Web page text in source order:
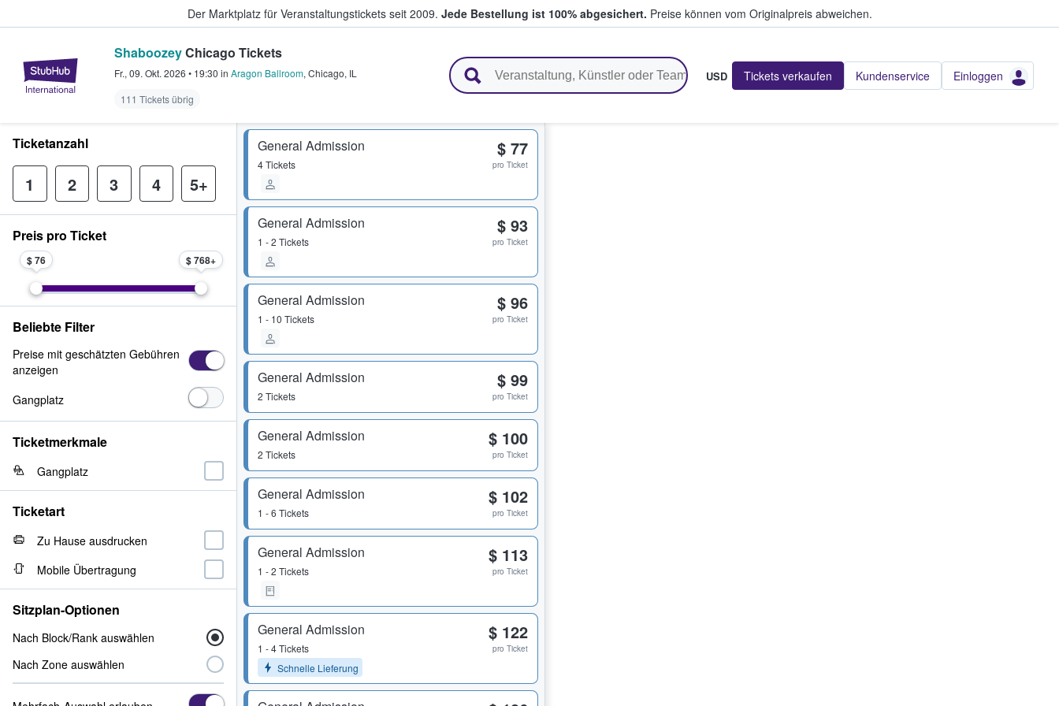
Der Marktplatz für Veranstaltungstickets seit 2009. Jede Bestellung ist 100% abgesichert. Preise können vom Originalpreis abweichen.
StubHub - Wo Fans Tickets kaufen & verkaufen
ShaboozeyChicago Tickets
Fr., 09. Okt. 2026 • 19:30 in Aragon Ballroom, Chicago, IL
111 Tickets übrig
USD Tickets verkaufen Kundenservice Einloggen
General Admission
4 Tickets
$ 77
pro Ticket
General Admission
1 - 2 Tickets
$ 93
pro Ticket
General Admission
1 - 10 Tickets
$ 96
pro Ticket
General Admission
2 Tickets
$ 99
pro Ticket
General Admission
2 Tickets
$ 100
pro Ticket
General Admission
1 - 6 Tickets
$ 102
pro Ticket
General Admission
1 - 2 Tickets
$ 113
pro Ticket
General Admission
1 - 4 Tickets
Schnelle Lieferung
$ 122
pro Ticket
Ticketanzahl
1 2 3 4 5+
Preis pro Ticket
$ 76 $ 768
Beliebte Filter
Preise mit geschätzten Gebühren
anzeigen
Gangplatz
Ticketmerkmale
Gangplatz
Ticketart
Zu Hause ausdrucken
Mobile Übertragung
Sitzplan-Optionen
Nach Block/Rank auswählen
Nach Zone auswählen